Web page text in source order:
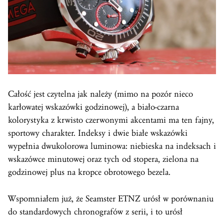
Całość jest czytelna jak należy (mimo na pozór nieco
karłowatej wskazówki godzinowej), a biało-czarna
kolorystyka z krwisto czerwonymi akcentami ma ten fajny,
sportowy charakter. Indeksy i dwie białe wskazówki
wypełnia dwukolorowa luminowa: niebieska na indeksach i
wskazówce minutowej oraz tych od stopera, zielona na
godzinowej plus na kropce obrotowego bezela.
Wspomniałem już, że Seamster ETNZ urósł w porównaniu
do standardowych chronografów z serii, i to urósł